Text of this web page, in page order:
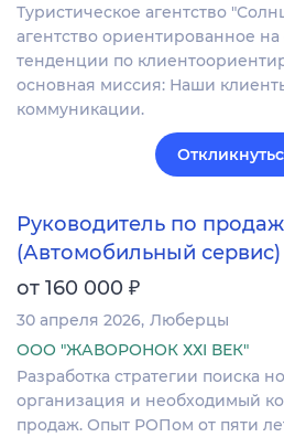
Туристическое агентство
агентство ориентированное
тенденции по
основная миссия: Наши
коммуникации.
Руководитель по
(Автомобильный сервис)
от 160 000 ₽
30 апреля 2026 Люберцы
ООО "ЖАВОРОНОК ХХI ВЕК"
Разработка стратегии поиска
организация и необходимый
продаж. Опыт РОПом от пяти